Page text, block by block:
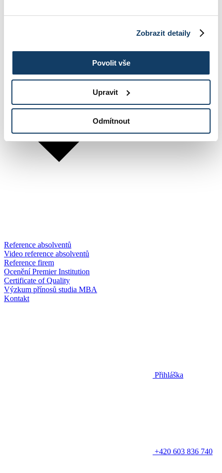
Zobrazit detaily
Povolit vše
Upravit
Odmítnout
Reference absolventů
Video reference absolventů
Reference firem
Ocenění Premier Institution
Certificate of Quality
Výzkum přínosů studia MBA
Kontakt
Přihláška
+420 603 836 740